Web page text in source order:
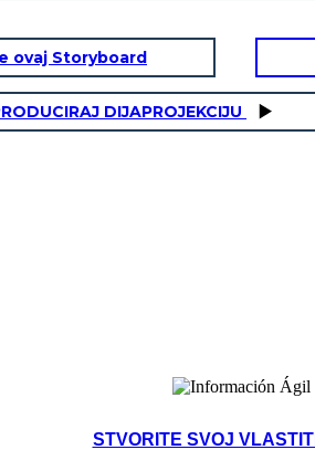
ovaj Storyboard
DIJAPROJEKCIJU
STVORITE SVOJ VLASTITI